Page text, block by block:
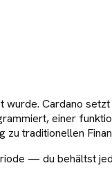
Cardano
einer
traditionellen
— du behältst